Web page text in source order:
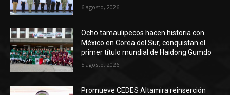
6 agosto, 2026
Ocho tamaulipecos hacen historia con
México en Corea del Sur; conquistan el
primer título mundial de Haidong Gumdo
5 agosto, 2026
Promueve CEDES Altamira reinserción